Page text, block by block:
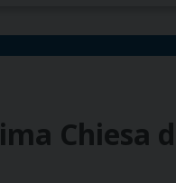
Chiesa